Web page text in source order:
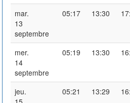
mar.
13
septembre
05:17 13:30
mer.
14
septembre
05:19 13:30
jeu.
05:21 13:29